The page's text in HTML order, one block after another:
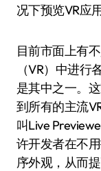
况下预览VR应
目前市面上有
（VR）中进
是其中之一。
到所有的主流
叫Live
许开发者在不
序外观，从而提